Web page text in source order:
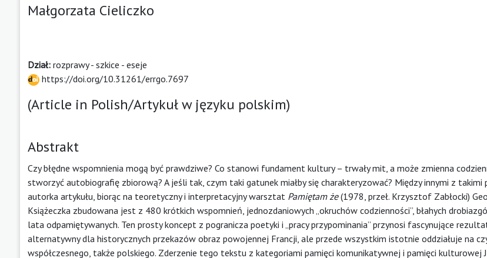
Małgorzata Cieliczko
Dział: rozprawy - szkice - eseje
https://doi.org/10.31261/errgo.7697
(Article in Polish/Artykuł w języku polskim)
Abstrakt
Czy błędne wspomnienia mogą być prawdziwe? Co stanowi fundament kultury – trwały mit, a może zmienna
stworzyć autobiografię zbiorową? A jeśli tak, czym taki gatunek miałby się charakteryzować? Między innymi z takimi
autorka artykułu, biorąc na teoretyczny i interpretacyjny warsztat Pamiętam że(1978, przeł. Krzysztof Zabłocki)
Książeczka zbudowana jest z 480 krótkich wspomnień, jednozdaniowych „okruchów codzienności”, błahych
lata odpamiętywanych. Ten prosty koncept z pogranicza poetyki i „pracy przypominania” przynosi fascynujące
alternatywny dla historycznych przekazów obraz powojennej Francji, ale przede wszystkim istotnie oddziałuje na
współczesnego, także polskiego. Zderzenie tego tekstu z kategoriami pamięci komunikatywnej i pamięci kulturowej